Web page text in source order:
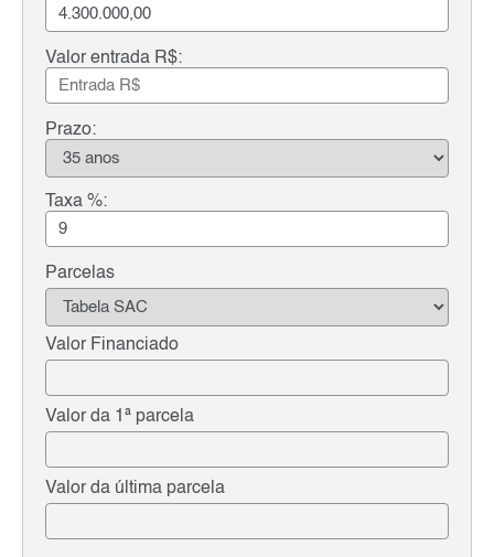
Valor entrada R$:
Prazo:
Taxa %:
Parcelas
Valor Financiado
Valor da 1ª parcela
Valor da última parcela